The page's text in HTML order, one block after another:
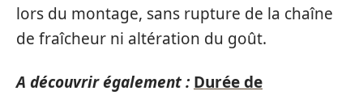
lors du montage, sans rupture de la chaîne
de fraîcheur ni altération du goût.
A découvrir également : Durée de